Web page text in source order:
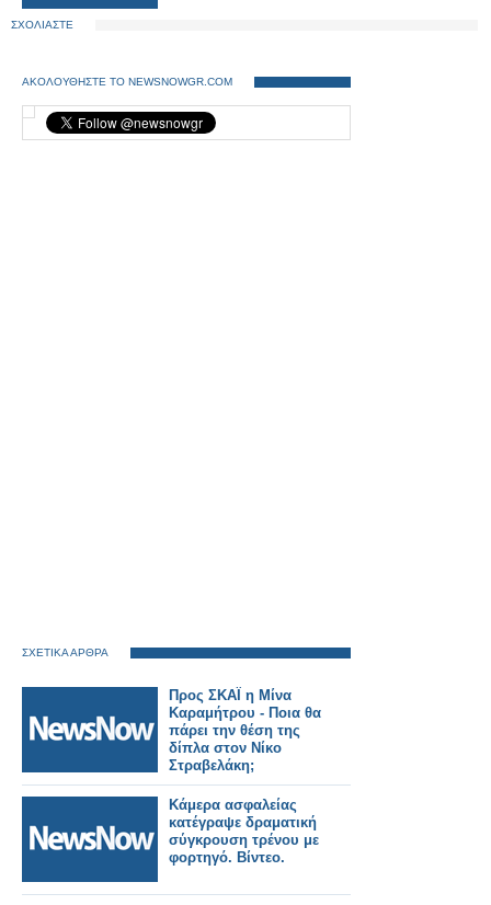
ΣΧΟΛΙΑΣΤΕ
ΑΚΟΛΟΥΘΗΣΤΕ ΤΟ NEWSNOWGR.COM
ΣΧΕΤΙΚΑ ΑΡΘΡΑ
Προς ΣΚΑΪ η Μίνα
Καραμήτρου - Ποια θα
πάρει την θέση της
δίπλα στον Νίκο
Στραβελάκη;
Κάμερα ασφαλείας
κατέγραψε δραματική
σύγκρουση τρένου με
φορτηγό. Βίντεο.